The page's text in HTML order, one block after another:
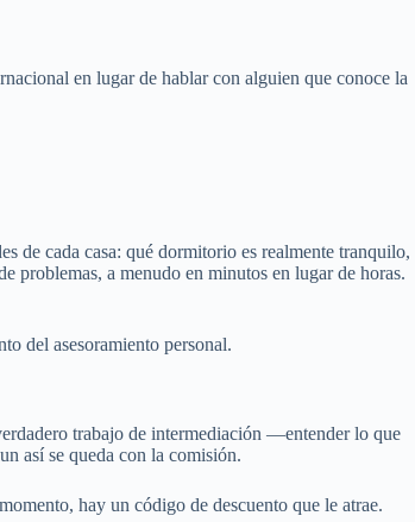
en lugar de hablar con alguien que conoce la
de cada casa: qué dormitorio es realmente tranquilo,
problemas, a menudo en minutos en lugar de horas.
del asesoramiento personal.
trabajo de intermediación —entender lo que
así se queda con la comisión.
hay un código de descuento que le atrae.